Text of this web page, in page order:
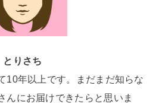
とりさち
10年以上です。まだまだ知らな
んにお届けできたらと思いま